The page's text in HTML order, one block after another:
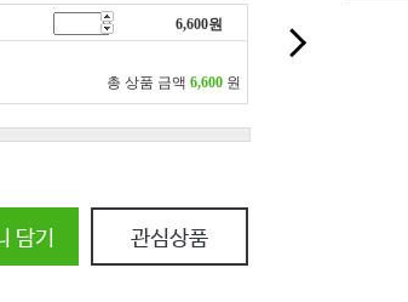
6,600원
총 상품 금액 6,600 원
담기 관심상품